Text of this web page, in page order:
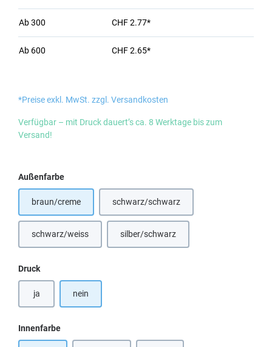
Ab300 CHF 2.77*
Ab 600 CHF 2.65*
*Preise exkl. MwSt. zzgl. Versandkosten
Verfügbar – mit Druck dauert’s ca. 8 Werktage bis zum
Versand!
Außenfarbeauswählen
braun/creme schwarz/schwarz(Diese Option ist zurzeit nicht
schwarz/weiss(Diese Option ist zurzeit nicht verfügbar.)
silber/schwarz(Diese Option ist zurzeit nicht
Druckauswählen
ja nein
Innenfarbeauswählen